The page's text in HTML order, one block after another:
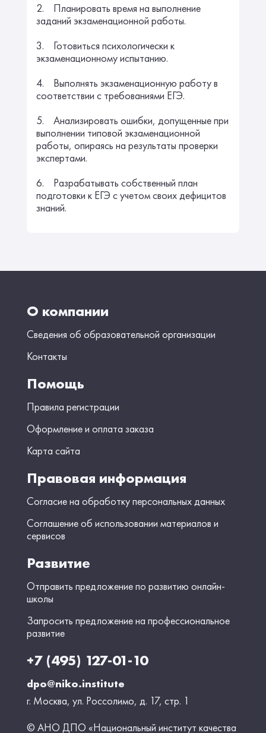
2. Планировать время на выполнение
заданий экзаменационной работы.
3. Готовиться психологически к
экзаменационному испытанию.
4. Выполнять экзаменационную работу в
соответствии с требованиями ЕГЭ.
5. Анализировать ошибки, допущенные при
выполнении типовой экзаменационной
работы, опираясь на результаты проверки
экспертами.
6. Разрабатывать собственный план
подготовки к ЕГЭ с учетом своих дефицитов
знаний.
О компании
Сведения об образовательной организации
Контакты
Помощь
Правила регистрации
Оформление и оплата заказа
Карта сайта
Правовая информация
Согласие на обработку персональных данных
Соглашение об использовании материалов и
сервисов
Развитие
Отправить предложение по развитию онлайн-
школы
Запросить предложение на профессиональное
развитие
+7 (495) 127-01-10
dpo@niko.institute
г. Москва, ул. Россолимо, д. 17, стр. 1
© АНО ДПО «Национальный институт качества